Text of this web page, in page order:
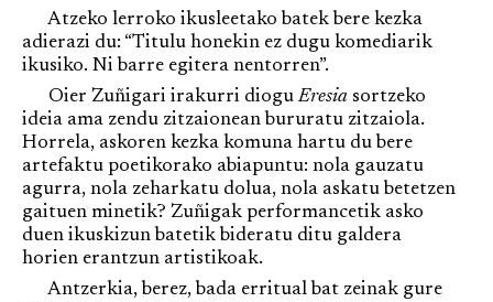
Atzeko lerroko ikusleetako batek bere kezka
adierazi du: “Titulu honekin ez dugu komediarik
ikusiko. Ni barre egitera nentorren”.
Oier Zuñigari irakurri dioguEresia sortzeko
ideia ama zendu zitzaionean bururatu zitzaiola.
Horrela, askoren kezka komuna hartu du bere
artefaktu poetikorako abiapuntu: nola gauzatu
agurra, nola zeharkatu dolua, nola askatu betetzen
gaituen minetik? Zuñigak performancetik asko
duen ikuskizun batetik bideratu ditu galdera
horien erantzun artistikoak.
Antzerkia, berez, bada erritual bat zeinak gure